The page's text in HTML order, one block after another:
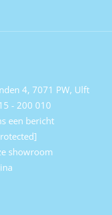
4, 7071 PW, Ulft
- 200 010
een bericht
showroom